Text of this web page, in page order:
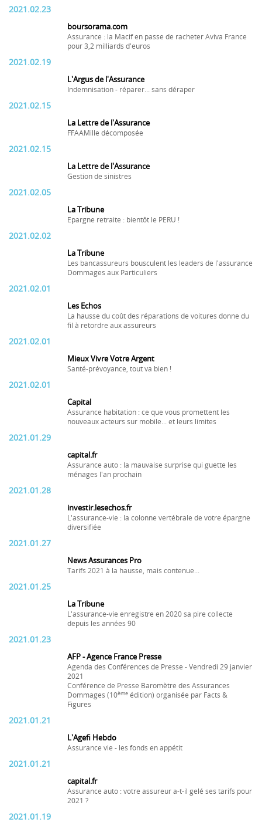
2021.02.23
boursorama.com
Assurance : la Macif en passe de racheter Aviva France
pour 3,2 milliards d'euros
2021.02.19
L'Argus de l'Assurance
Indemnisation - réparer... sans déraper
2021.02.15
La Lettre de l'Assurance
FFAAMille décomposée
2021.02.15
La Lettre de l'Assurance
Gestion de sinistres
2021.02.05
La Tribune
Epargne retraite : bientôt le PERU !
2021.02.02
La Tribune
Les bancassureurs bousculent les leaders de l'assurance
Dommages aux Particuliers
2021.02.01
Les Echos
La hausse du coût des réparations de voitures donne du
fil à retordre aux assureurs
2021.02.01
Mieux Vivre Votre Argent
Santé-prévoyance, tout va bien !
2021.02.01
Capital
Assurance habitation : ce que vous promettent les
nouveaux acteurs sur mobile... et leurs limites
2021.01.29
capital.fr
Assurance auto : la mauvaise surprise qui guette les
ménages l'an prochain
2021.01.28
investir.lesechos.fr
L'assurance-vie : la colonne vertébrale de votre épargne
diversifiée
2021.01.27
News Assurances Pro
Tarifs 2021 à la hausse, mais contenue...
2021.01.25
La Tribune
L'assurance-vie enregistre en 2020 sa pire collecte
depuis les années 90
2021.01.23
AFP - Agence France Presse
Agenda des Conférences de Presse - Vendredi 29 janvier
2021
Conférence de Presse Baromètre des Assurances
Dommages (10ème édition) organisée par Facts &
Figures
2021.01.21
L'Agefi Hebdo
Assurance vie - les fonds en appétit
2021.01.21
capital.fr
Assurance auto : votre assureur a-t-il gelé ses tarifs pour
2021 ?
2021.01.19